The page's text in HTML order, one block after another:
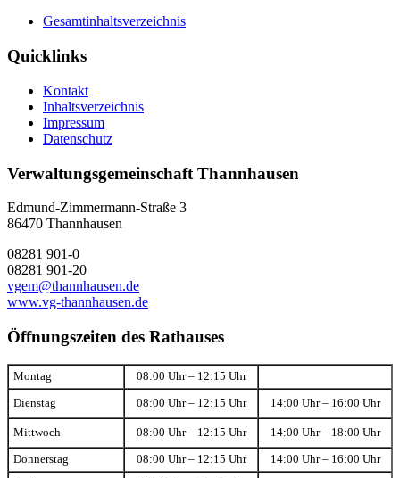
Gesamtinhaltsverzeichnis
Quicklinks
Kontakt
Inhaltsverzeichnis
Impressum
Datenschutz
Verwaltungsgemeinschaft Thannhausen
Edmund-Zimmermann-Straße 3
86470 Thannhausen
08281 901-0
08281 901-20
vgem@thannhausen.de
www.vg-thannhausen.de
Öffnungszeiten des Rathauses
Montag 08:00 Uhr – 12:15 Uhr
Dienstag 08:00 Uhr – 12:15 Uhr 14:00 Uhr – 16:00 Uhr
Mittwoch 08:00 Uhr – 12:15 Uhr 14:00 Uhr – 18:00 Uhr
Donnerstag 08:00 Uhr – 12:15 Uhr 14:00 Uhr – 16:00 Uhr